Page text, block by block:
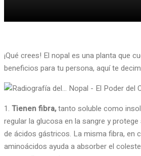
¡Qué crees! El nopal es una planta que
beneficios para tu persona, aquí te
1. Tienen fibra,tanto soluble como
regular la glucosa en la sangre y
de ácidos gástricos. La misma fibra, en
aminoácidos ayuda a absorber el